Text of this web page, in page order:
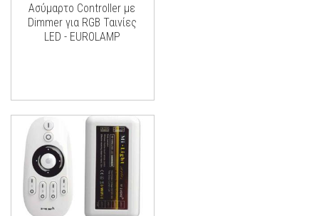
Ασύμαρτο Controller με
Dimmer για RGB Ταινίες
LED - EUROLAMP